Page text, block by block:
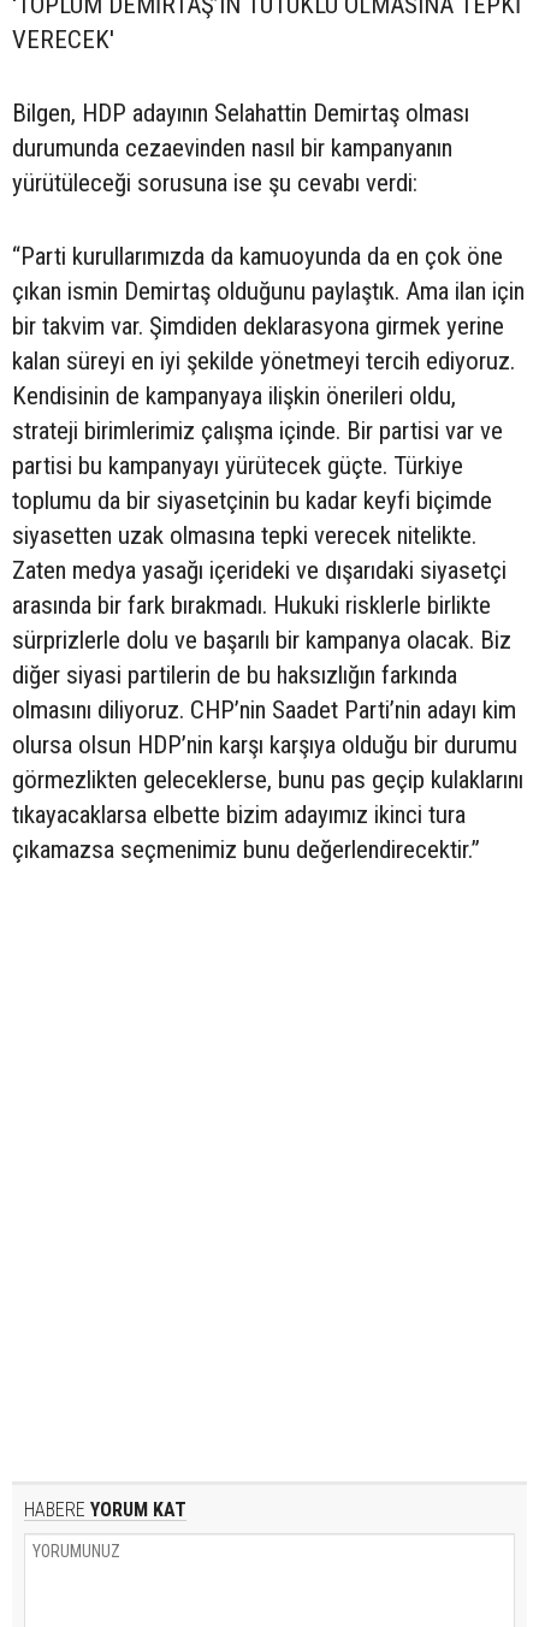
VERECEK'
Bilgen, HDP adayının Selahattin Demirtaş olması
durumunda cezaevinden nasıl bir kampanyanın
yürütüleceği sorusuna ise şu cevabı verdi:
“Parti kurullarımızda da kamuoyunda da en çok öne
çıkan ismin Demirtaş olduğunu paylaştık. Ama ilan için
bir takvim var. Şimdiden deklarasyona girmek yerine
kalan süreyi en iyi şekilde yönetmeyi tercih ediyoruz.
Kendisinin de kampanyaya ilişkin önerileri oldu,
strateji birimlerimiz çalışma içinde. Bir partisi var ve
partisi bu kampanyayı yürütecek güçte. Türkiye
toplumu da bir siyasetçinin bu kadar keyfi biçimde
siyasetten uzak olmasına tepki verecek nitelikte.
Zaten medya yasağı içerideki ve dışarıdaki siyasetçi
arasında bir fark bırakmadı. Hukuki risklerle birlikte
sürprizlerle dolu ve başarılı bir kampanya olacak. Biz
diğer siyasi partilerin de bu haksızlığın farkında
olmasını diliyoruz. CHP’nin Saadet Parti’nin adayı kim
olursa olsun HDP’nin karşı karşıya olduğu bir durumu
görmezlikten geleceklerse, bunu pas geçip kulaklarını
tıkayacaklarsa elbette bizim adayımız ikinci tura
çıkamazsa seçmenimiz bunu değerlendirecektir.”
HABERE YORUM KAT